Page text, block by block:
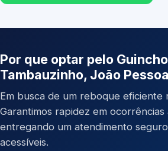
Por que optar pelo
Tambauzinho, João
Em busca de um reboque eficiente
Garantimos rapidez em ocorrências
entregando um atendimento
acessíveis.